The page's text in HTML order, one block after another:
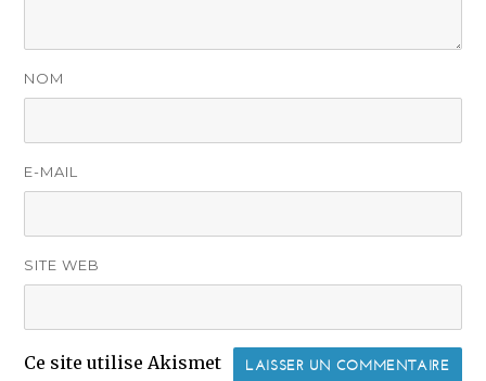
NOM
E-MAIL
SITE WEB
Ce site utilise Akismet